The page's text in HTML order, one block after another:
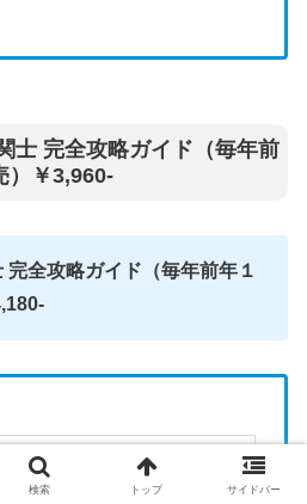
士 完全攻略ガイド（毎年前
）￥3,960-
完全攻略ガイド（毎年前年１
【送料無料】通関士
検索 トップ サイドバー